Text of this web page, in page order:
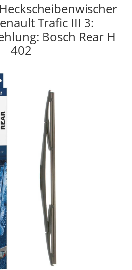
Trafic III 3:
Bosch Rear H
402